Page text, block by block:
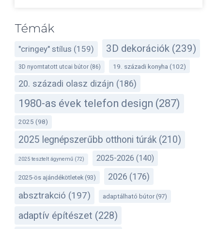
Témák
"cringey" stílus (159) 3D dekorációk (239)
3D nyomtatott utcai bútor (86) 19. századi konyha (102)
20. századi olasz dizájn (186)
1980-as évek telefon design (287)
2025 (98)
2025 legnépszerűbb otthoni túrák (210)
2025 tesztelt ágynemű (72) 2025-2026 (140)
2025-ös ajándékötletek (93) 2026 (176)
absztrakció (197) adaptálható bútor(97)
adaptív építészet (228)